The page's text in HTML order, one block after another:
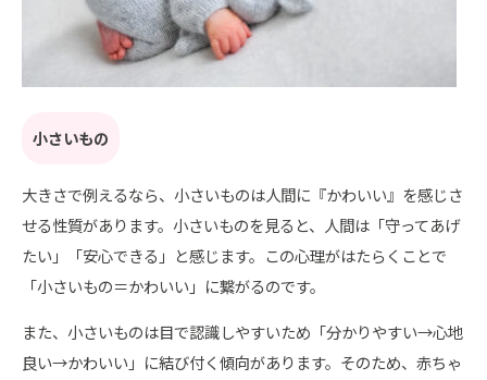
小さいもの
大きさで例えるなら、小さいものは人間に『かわいい』を感じさ
せる性質があります。小さいものを見ると、人間は「守ってあげ
たい」「安心できる」と感じます。この心理がはたらくことで
「小さいもの＝かわいい」に繋がるのです。
また、小さいものは目で認識しやすいため「分かりやすい→心地
良い→かわいい」に結び付く傾向があります。そのため、赤ちゃ